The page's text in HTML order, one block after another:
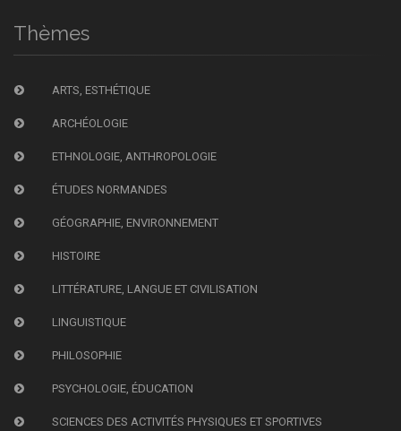
Thèmes
ARTS, ESTHÉTIQUE
ARCHÉOLOGIE
ETHNOLOGIE, ANTHROPOLOGIE
ÉTUDES NORMANDES
GÉOGRAPHIE, ENVIRONNEMENT
HISTOIRE
LITTÉRATURE, LANGUE ET CIVILISATION
LINGUISTIQUE
PHILOSOPHIE
PSYCHOLOGIE, ÉDUCATION
SCIENCES DES ACTIVITÉS PHYSIQUES ET SPORTIVES